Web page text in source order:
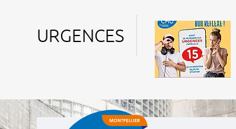
URGENCES